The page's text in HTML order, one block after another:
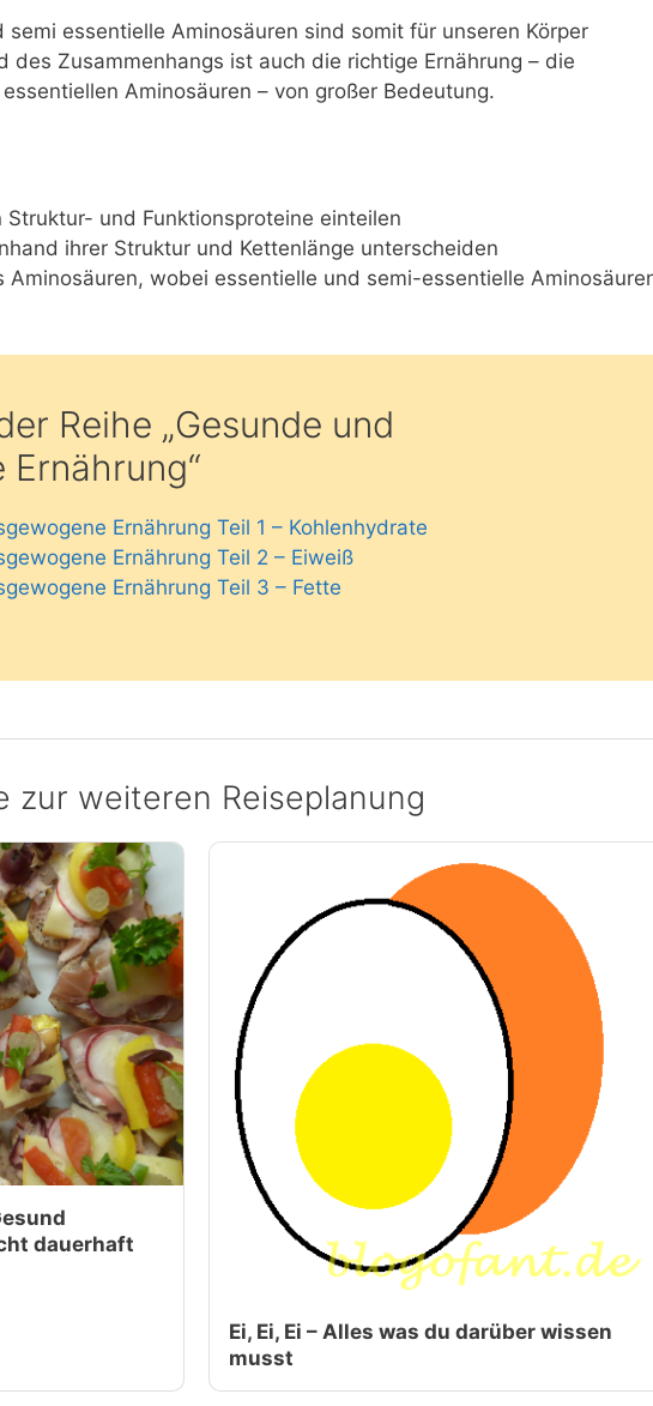
semi essentielle Aminosäuren sind somit für unseren Körper
des Zusammenhangs ist auch die richtige Ernährung – die
Aminosäuren – von großer Bedeutung.
Struktur- und Funktionsproteine einteilen
ihrer Struktur und Kettenlänge unterscheiden
Aminosäuren, wobei essentielle und semi-essentielle
Reihe „Gesunde und
Ernährung Teil 1 – Kohlenhydrate
Ernährung Teil 2 – Eiweiß
Ernährung Teil 3 – Fette
zur weiteren Reiseplanung
dauerhaft
Ei, Ei, Ei – Alles was du darüber wissen
musst